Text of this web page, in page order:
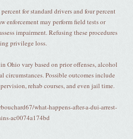
for standard drivers and four percent
enforcement may perform field tests or
impairment. Refusing these procedures
privilege loss.
Ohio vary based on prior offenses, alcohol
circumstances. Possible outcomes include
rehab courses, and even jail time.
what-happens-after-a-dui-arrest-
ac0074a174bd